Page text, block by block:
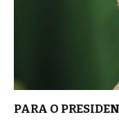
PARA O